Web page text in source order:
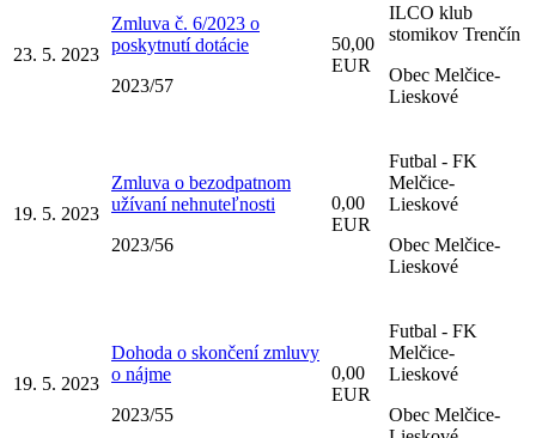
23. 5. 2023
Zmluva č. 6/2023 o
poskytnutí dotácie
2023/57
50,00
EUR
ILCO klub
stomikov Trenčín
Obec Melčice-
Lieskové
19. 5. 2023
Zmluva o bezodpatnom
užívaní nehnuteľnosti
2023/56
0,00
EUR
Futbal - FK
Melčice-
Lieskové
Obec Melčice-
Lieskové
19. 5. 2023
Dohoda o skončení zmluvy
o nájme
2023/55
0,00
EUR
Futbal - FK
Melčice-
Lieskové
Obec Melčice-